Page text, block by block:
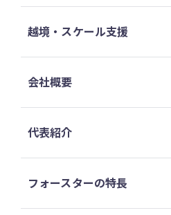
越境・スケール支援
会社概要
代表紹介
フォースターの特長